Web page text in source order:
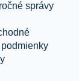
správy